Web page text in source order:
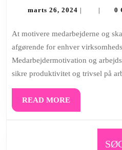
øge
og
marts 26, 2024 marts
| | 0
At motivere medarbejderne og skabe en positiv arbejdskultur er
afgørende for enhver
Medarbejdermotivation og
sikre produktivitet og trivsel på
READ MOREREAD
MORE